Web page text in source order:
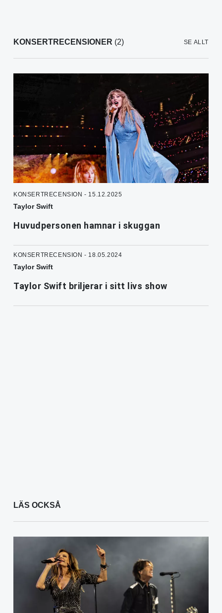
KONSERTRECENSIONER (2) SE ALLT
KONSERTRECENSION - 15.12.2025
Taylor Swift
Huvudpersonen hamnar i skuggan
KONSERTRECENSION - 18.05.2024
Taylor Swift
Taylor Swift briljerar i sitt livs show
LÄS OCKSÅ